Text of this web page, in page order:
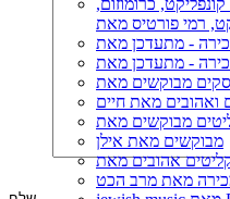
ואהובים מאת חיים
מבוקשים מאת אילן
מאת מרב הכט